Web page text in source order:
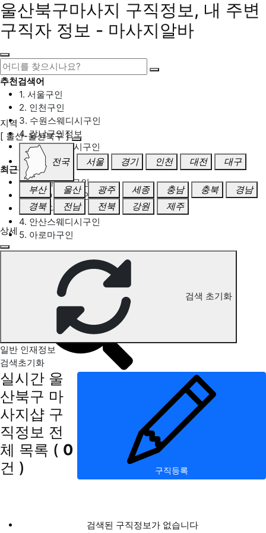
울산북구마사지 구직정보, 내 주변
구직자 정보 - 마사지알바
추천검색어
1. 서울구인
2. 인천구인
3. 수원스웨디시구인
4. 강남구인정보
5. 동탄스웨디시구인
최근검색어
1. 일산마사지구인
2. 성남아로마구인
3. 스웨디시구인
4. 안산스웨디시구인
5. 아로마구인
울산북구 마사지 구직정보
지역
[ 울산-울산북구 ]
전국 서울 경기 인천 대전 대구
부산 울산 광주 세종 충남 충북
경남
경북
전남 전북 강원 제주
상세
검색 초기화
일반 인재정보
검색초기화
실시간 울
산북구 마
사지샵 구
직정보 전
체 목록 ( 0
건 )
구직등록
검색된 구직정보가 없습니다